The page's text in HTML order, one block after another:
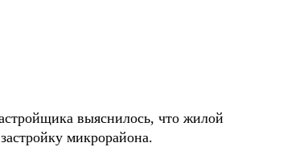
выяснилось, что жилой
микрорайона.